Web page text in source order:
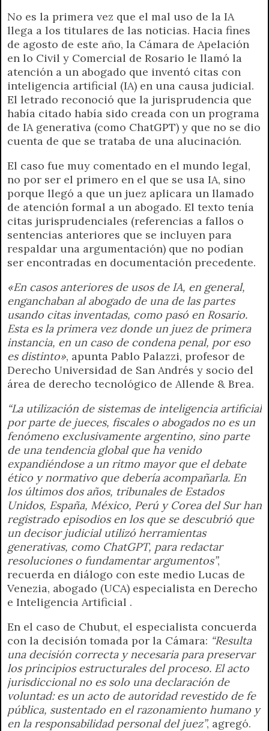
No es la primera vez que el mal uso de la IA
llega a los titulares de las noticias. Hacia fines
de agosto de este año, la Cámara de Apelación
en lo Civil y Comercial de Rosario le llamó la
atención a un abogado que inventó citas con
inteligencia artificial (IA) en una causa judicial.
El letrado reconoció que la jurisprudencia que
había citado había sido creada con un programa
de IA generativa (como ChatGPT) y que no se dio
cuenta de que se trataba de una alucinación.
El caso fue muy comentado en el mundo legal,
no por ser el primero en el que se usa IA, sino
porque llegó a que un juez aplicara un llamado
de atención formal a un abogado. El texto tenía
citas jurisprudenciales (referencias a fallos o
sentencias anteriores que se incluyen para
respaldar una argumentación) que no podían
ser encontradas en documentación precedente.
«En casos anteriores de usos de IA, en general,
enganchaban al abogado de una de las partes
usando citas inventadas, como pasó en Rosario.
Esta es la primera vez donde un juez de primera
instancia, en un caso de condena penal, por eso
es distinto», apunta Pablo Palazzi, profesor de
Derecho Universidad de San Andrés y socio del
área de derecho tecnológico de Allende & Brea.
“La utilización de sistemas de inteligencia artificial
por parte de jueces, fiscales o abogados no es un
fenómeno exclusivamente argentino, sino parte
de una tendencia global que ha venido
expandiéndose a un ritmo mayor que el debate
ético y normativo que debería acompañarla. En
los últimos dos años, tribunales de Estados
Unidos, España, México, Perú y Corea del Sur han
registrado episodios en los que se descubrió que
un decisor judicial utilizó herramientas
generativas, como ChatGPT, para redactar
resoluciones o fundamentar argumentos”,
recuerda en diálogo con este medio Lucas de
Venezia, abogado (UCA) especialista en Derecho
e Inteligencia Artificial .
En el caso de Chubut, el especialista concuerda
con la decisión tomada por la Cámara: “Resulta
una decisión correcta y necesaria para preservar
los principios estructurales del proceso. El acto
jurisdiccional no es solo una declaración de
voluntad: es un acto de autoridad revestido de fe
pública, sustentado en el razonamiento humano y
en la responsabilidad personal del juez”, agregó.